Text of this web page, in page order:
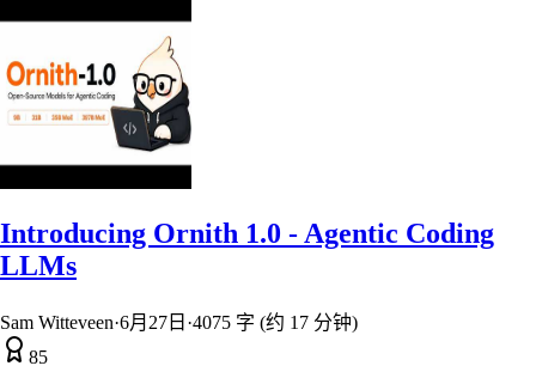
Introducing Ornith 1.0 - Agentic Coding
LLMs
Sam Witteveen·6月27日 ·4075 字 (约 17 分钟)
85